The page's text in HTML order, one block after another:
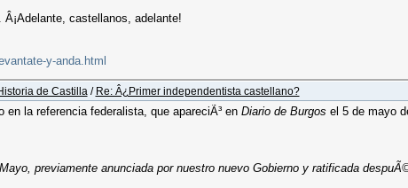
castellanos, adelante!
y-anda.html
de Castilla / Re: Â¿Primer independentista castellano?
la referencia federalista, que apareciÃ³ en Diario de Burgos el 5 de mayo
previamente anunciada por nuestro nuevo Gobierno y ratificada